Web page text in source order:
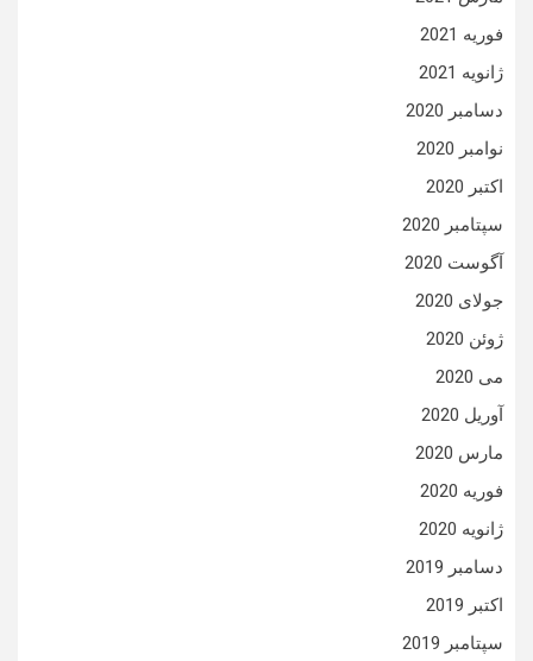
فوریه 2021
ژانویه 2021
دسامبر 2020
نوامبر 2020
اکتبر 2020
سپتامبر 2020
آگوست 2020
جولای 2020
ژوئن 2020
می 2020
آوریل 2020
مارس 2020
فوریه 2020
ژانویه 2020
دسامبر 2019
اکتبر 2019
سپتامبر 2019